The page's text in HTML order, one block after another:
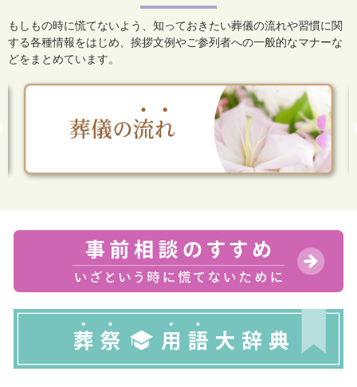
もしもの時に慌てないよう、知っておきたい葬儀の流れや習慣に関
する各種情報をはじめ、 挨拶文例やご参列者への一般的なマナーな
どをまとめています。